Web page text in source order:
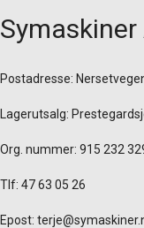
Symaskiner
Postadresse:
Lagerutsalg:
Org. nummer: 915 232
Tlf: 47 63 05 26
Epost: